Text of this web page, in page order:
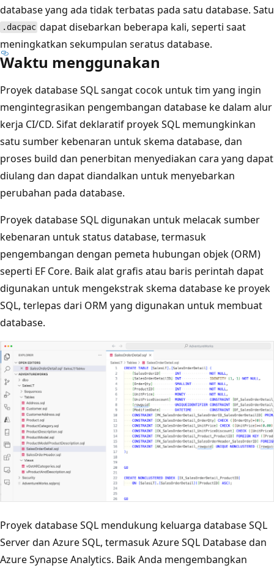
database yang ada tidak terbatas pada satu database. Satu
.dacpac dapat disebarkan beberapa kali, seperti saat
meningkatkan sekumpulan seratus database.
Waktu menggunakan
Proyek database SQL sangat cocok untuk tim yang ingin
mengintegrasikan pengembangan database ke dalam alur
kerja CI/CD. Sifat deklaratif proyek SQL memungkinkan
satu sumber kebenaran untuk skema database, dan
proses build dan penerbitan menyediakan cara yang dapat
diulang dan dapat diandalkan untuk menyebarkan
perubahan pada database.
Proyek database SQL digunakan untuk melacak sumber
kebenaran untuk status database, termasuk
pengembangan dengan pemeta hubungan objek (ORM)
seperti EF Core. Baik alat grafis atau baris perintah dapat
digunakan untuk mengekstrak skema database ke proyek
SQL, terlepas dari ORM yang digunakan untuk membuat
database.
Proyek database SQL mendukung keluarga database SQL
Server dan Azure SQL, termasuk Azure SQL Database dan
Azure Synapse Analytics. Baik Anda mengembangkan